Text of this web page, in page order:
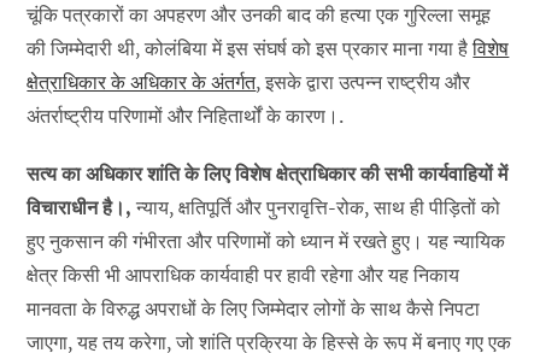
चूंकि पत्रकारों का अपहरण और उनकी बाद की हत्या एक गुरिल्ला समूह
की जिम्मेदारी थी, कोलंबिया में इस संघर्ष को इस प्रकार माना गया हैविशेष
क्षेत्राधिकार के अधिकार के अंतर्गत, इसके द्वारा उत्पन्न राष्ट्रीय और
अंतर्राष्ट्रीय परिणामों और निहितार्थों के कारण।.
सत्य का अधिकार शांति के लिए विशेष क्षेत्राधिकार की सभी कार्यवाहियों में
विचाराधीन है।, न्याय, क्षतिपूर्ति और पुनरावृत्ति-रोक, साथ ही पीड़ितों को
हुए नुकसान की गंभीरता और परिणामों को ध्यान में रखते हुए। यह न्यायिक
क्षेत्र किसी भी आपराधिक कार्यवाही पर हावी रहेगा और यह निकाय
मानवता के विरुद्ध अपराधों के लिए जिम्मेदार लोगों के साथ कैसे निपटा
जाएगा, यह तय करेगा, जो शांति प्रक्रिया के हिस्से के रूप में बनाए गए एक